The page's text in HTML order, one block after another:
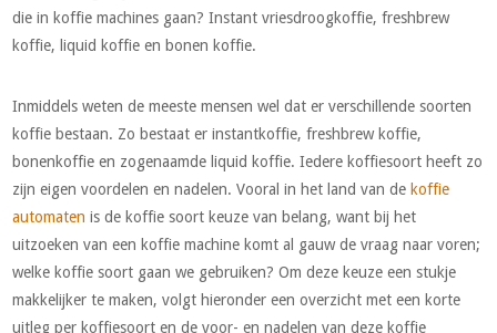
die in koffie machines gaan? Instant vriesdroogkoffie, freshbrew
koffie, liquid koffie en bonen koffie.
Inmiddels weten de meeste mensen wel dat er verschillende soorten
koffie bestaan. Zo bestaat er instantkoffie, freshbrew koffie,
bonenkoffie en zogenaamde liquid koffie. Iedere koffiesoort heeft zo
zijn eigen voordelen en nadelen. Vooral in het land van dekoffie
automaten is de koffie soort keuze van belang, want bij het
uitzoeken van een koffie machine komt al gauw de vraag naar voren;
welke koffie soort gaan we gebruiken? Om deze keuze een stukje
makkelijker te maken, volgt hieronder een overzicht met een korte
uitleg per koffiesoort en de voor- en nadelen van deze koffie